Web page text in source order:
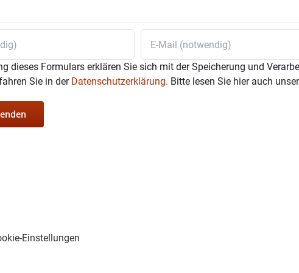
der Stadt Wasserburg von essentieller Bedeutung.
im Jahr 2024 einige Maßnahmen.
22. Januar gibt es eine zweiwöchentliche Sprechstunde des
vorzubringen. Die Sprechstunde findet je nach
dieses Formulars erklären Sie sich mit der Speicherung und
Sie in der Datenschutzerklärung. Bitte lesen Sie hier auch
Einstellungen